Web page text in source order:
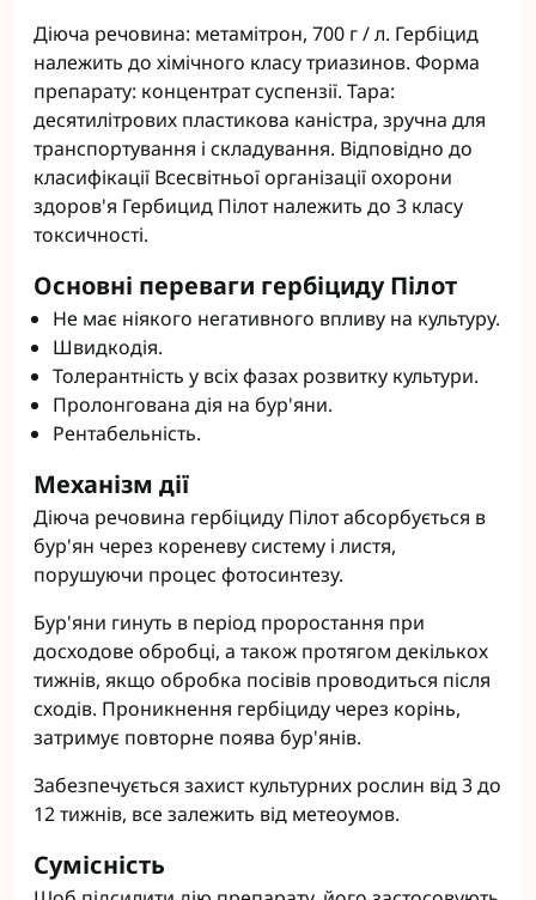
Діюча речовина: метамітрон, 700 г / л. Гербіцид
належить до хімічного класу триазинов. Форма
препарату: концентрат суспензії. Тара:
десятилітрових пластикова каністра, зручна для
транспортування і складування. Відповідно до
класифікації Всесвітньої організації охорони
здоров'я Гербицид Пілот належить до 3 класу
токсичності.
Основні переваги гербіциду Пілот
Не має ніякого негативного впливу на культуру.
Швидкодія.
Толерантність у всіх фазах розвитку культури.
Пролонгована дія на бур'яни.
Рентабельність.
Механізм дії
Діюча речовина гербіциду Пілот абсорбується в
бур'ян через кореневу систему і листя,
порушуючи процес фотосинтезу.
Бур'яни гинуть в період проростання при
досходове обробці, а також протягом декількох
тижнів, якщо обробка посівів проводиться після
сходів. Проникнення гербіциду через корінь,
затримує повторне поява бур'янів.
Забезпечується захист культурних рослин від 3 до
12 тижнів, все залежить від метеоумов.
Сумісність